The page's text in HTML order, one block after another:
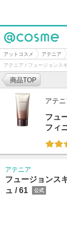
@cosme
アットコスメ アテニア
アテニア / フュージョンス
商品TOP
アテ
フュ
フィ
アテニア
フュージョンス
ュ /61 公式